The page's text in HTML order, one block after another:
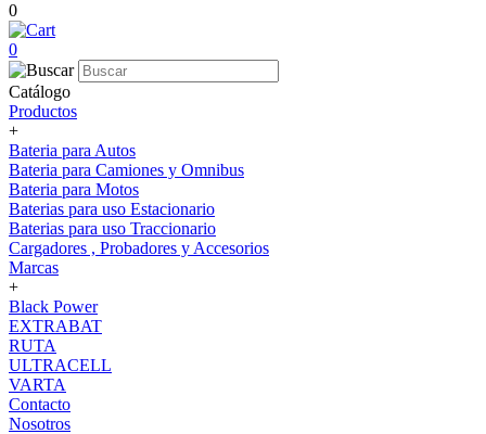
0
0
Catálogo
Productos
+
Bateria para Autos
Bateria para Camiones y Omnibus
Bateria para Motos
Baterias para uso Estacionario
Baterias para uso Traccionario
Cargadores , Probadores y Accesorios
Marcas
+
Black Power
EXTRABAT
RUTA
ULTRACELL
VARTA
Contacto
Nosotros